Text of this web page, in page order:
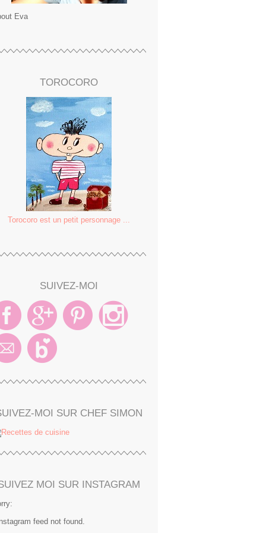
Eva
TOROCORO
Torocoro est un petit personnage ...
SUIVEZ-MOI
MOI SUR CHEF SIMON
MOI SUR INSTAGRAM
feed not found.